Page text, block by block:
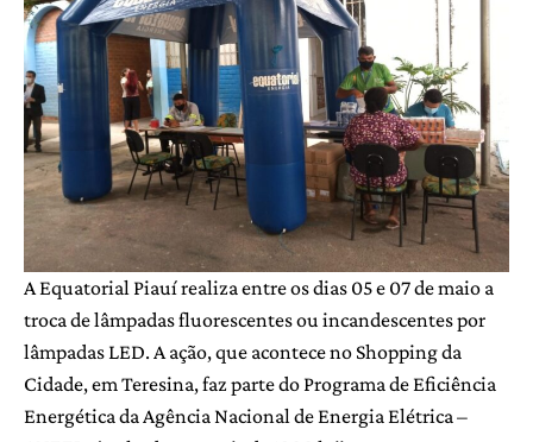
A Equatorial Piauí realiza entre os dias 05 e 07 de maio a
troca de lâmpadas fluorescentes ou incandescentes por
lâmpadas LED. A ação, que acontece no Shopping da
Cidade, em Teresina, faz parte do Programa de Eficiência
Energética da Agência Nacional de Energia Elétrica –